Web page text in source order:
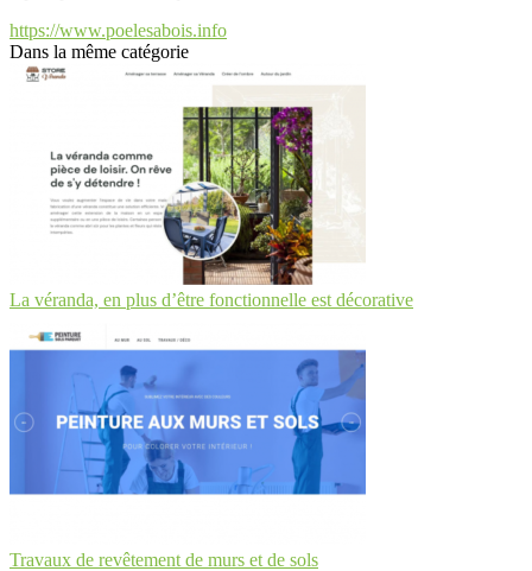
https://www.poelesabois.info
Dans la même catégorie
La véranda, en plus d’être fonctionnelle est décorative
Travaux de revêtement de murs et de sols